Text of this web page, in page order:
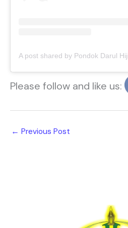
Please follow and like us:
← Previous Post